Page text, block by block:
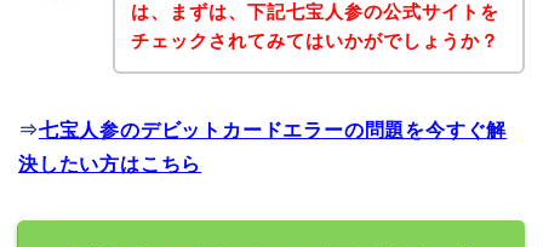
は、まずは、下記七宝人参の公式サイトを
チェックされてみてはいかがでしょうか？
⇒七宝人参のデビットカードエラーの問題を今すぐ解
決したい方はこちら